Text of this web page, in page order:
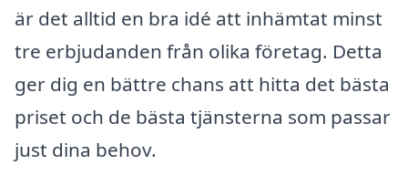
är det alltid en bra idé att inhämtat minst
tre erbjudanden från olika företag. Detta
ger dig en bättre chans att hitta det bästa
priset och de bästa tjänsterna som passar
just dina behov.